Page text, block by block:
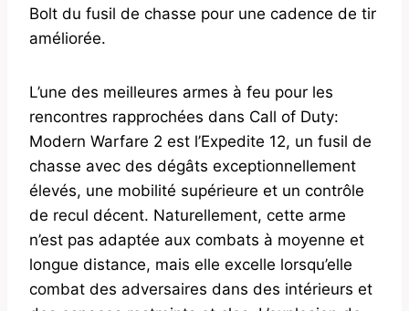
Bolt du fusil de chasse pour une cadence de tir
améliorée.
L’une des meilleures armes à feu pour les
rencontres rapprochées dans Call of Duty:
Modern Warfare 2 est l’Expedite 12, un fusil de
chasse avec des dégâts exceptionnellement
élevés, une mobilité supérieure et un contrôle
de recul décent. Naturellement, cette arme
n’est pas adaptée aux combats à moyenne et
longue distance, mais elle excelle lorsqu’elle
combat des adversaires dans des intérieurs et